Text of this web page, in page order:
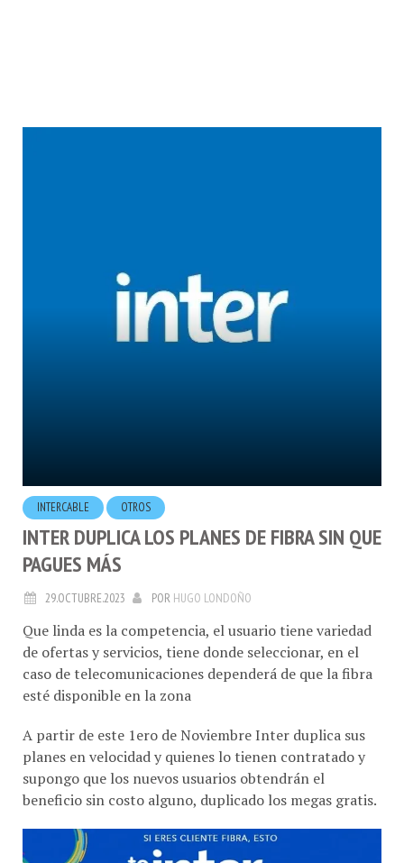
INTERCABLE OTROS
INTER DUPLICA LOS PLANES DE FIBRA SIN QUE
PAGUES MÁS
de ofertas y servicios, tiene donde seleccionar, en el
caso de telecomunicaciones dependerá de que la fibra
esté disponible en la zona
planes en velocidad y quienes lo tienen contratado y
supongo que los nuevos usuarios obtendrán el
beneficio sin costo alguno, duplicado los megas gratis.